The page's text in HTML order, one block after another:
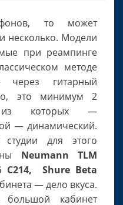
то может
несколько. Модели
при реампинге
методе
через гитарный
это минимум 2
из которых —
— динамический.
для этого
Neumann TLM
С214, Shure Beta
— дело вкуса.
кабинет